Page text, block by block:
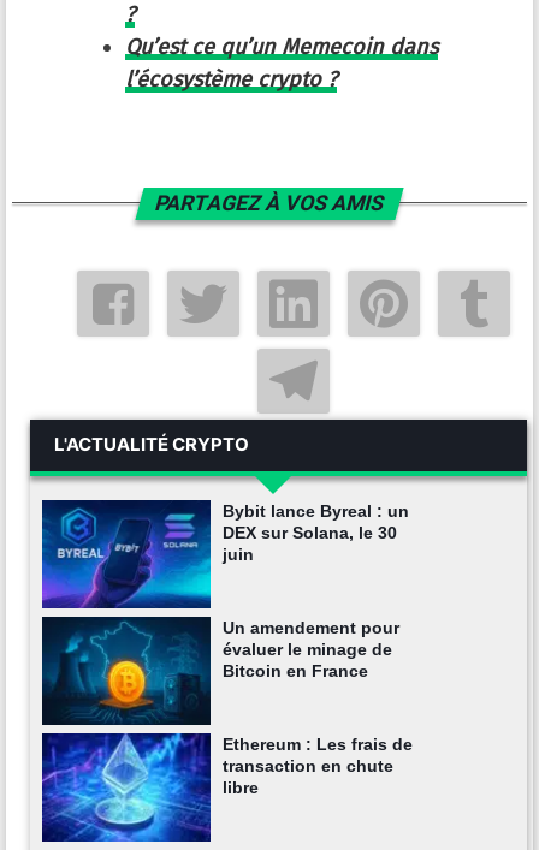
?
Qu’est ce qu’un Memecoin dans
l’écosystème crypto ?
PARTAGEZ À VOS AMIS
L'ACTUALITÉ CRYPTO
Bybit lance Byreal : un
DEX sur Solana, le 30
juin
Un amendement pour
évaluer le minage de
Bitcoin en France
Ethereum : Les frais de
transaction en chute
libre